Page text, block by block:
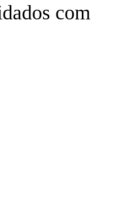
com